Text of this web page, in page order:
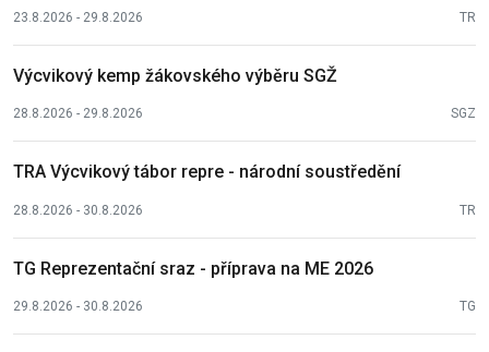
23.8.2026 - 29.8.2026 TR
Výcvikový kemp žákovského výběru SGŽ
28.8.2026 - 29.8.2026 SGZ
TRA Výcvikový tábor repre - národní soustředění
28.8.2026 - 30.8.2026 TR
TG Reprezentační sraz - příprava na ME 2026
29.8.2026 - 30.8.2026 TG